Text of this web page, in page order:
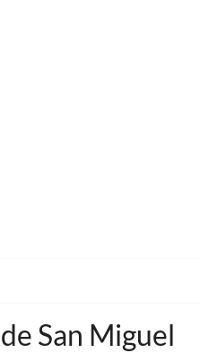
San Miguel